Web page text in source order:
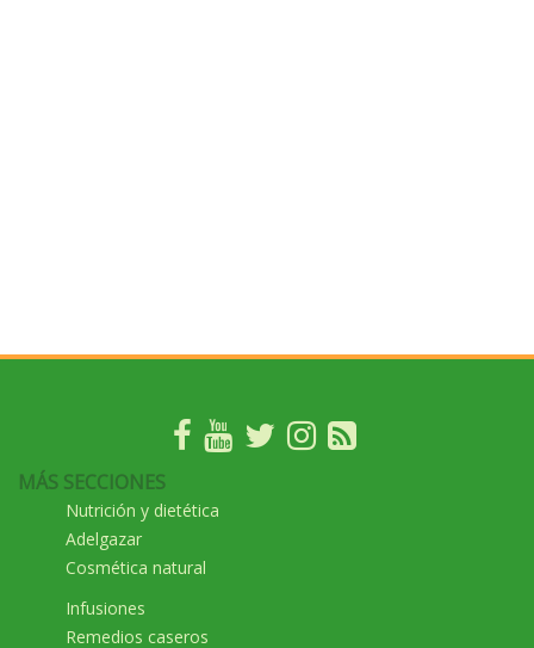
MÁS SECCIONES
Nutrición y dietética
Adelgazar
Cosmética natural
Infusiones
Remedios caseros